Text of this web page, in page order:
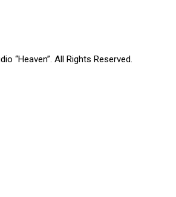
“Heaven”. All Rights Reserved.